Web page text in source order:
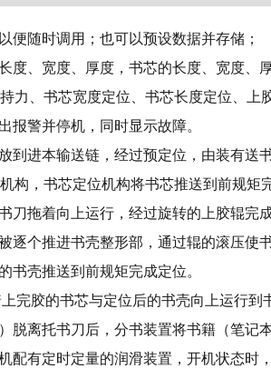
便随时调用；也可以预设数据并存储；
度、宽度、厚度，书芯的长度、宽度
力、书芯宽度定位、书芯长度定位、上
报警并停机，同时显示故障。
到进本输送链，经过预定位，由装有
构，书芯定位机构将书芯推送到前规矩
刀拖着向上运行，经过旋转的上胶辊完
逐个推进书壳整形部，通过辊的滚压使
书壳推送到前规矩完成定位。
完胶的书芯与定位后的书壳向上运行到
脱离托书刀后，分书装置将书籍（笔记
配有定时定量的润滑装置，开机状态时